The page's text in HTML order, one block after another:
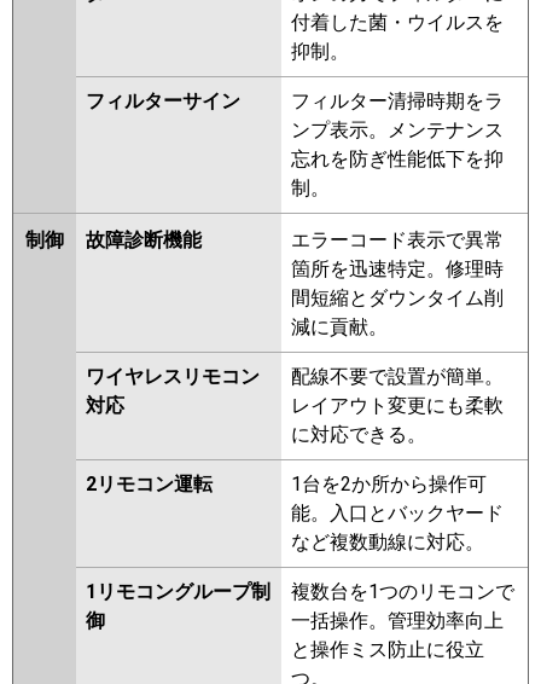
付着した菌・ウイルスを
抑制。
フィルターサイン
フィルター清掃時期をラ
ンプ表示。メンテナンス
忘れを防ぎ性能低下を抑
制。
制御 故障診断機能
エラーコード表示で異常
箇所を迅速特定。修理時
間短縮とダウンタイム削
減に貢献。
ワイヤレスリモコン
対応
配線不要で設置が簡単。
レイアウト変更にも柔軟
に対応できる。
2リモコン運転
1台を2か所から操作可
能。入口とバックヤード
など複数動線に対応。
1リモコングループ制
御
複数台を1つのリモコンで
一括操作。管理効率向上
と操作ミス防止に役立
つ。